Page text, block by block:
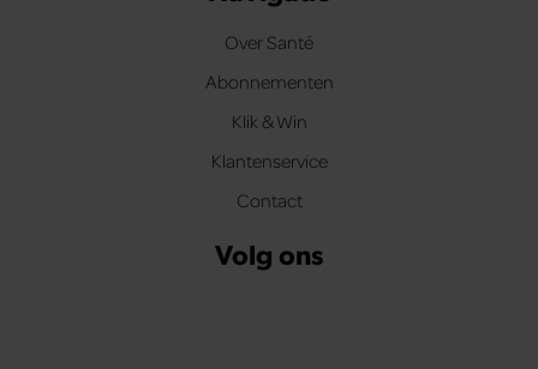
Over Santé
Abonnementen
Klik & Win
Klantenservice
Contact
Volg ons